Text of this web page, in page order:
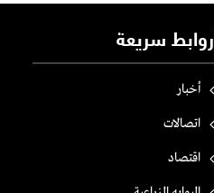
روابط سريعة
أخبار
اتصالات
اقتصاد